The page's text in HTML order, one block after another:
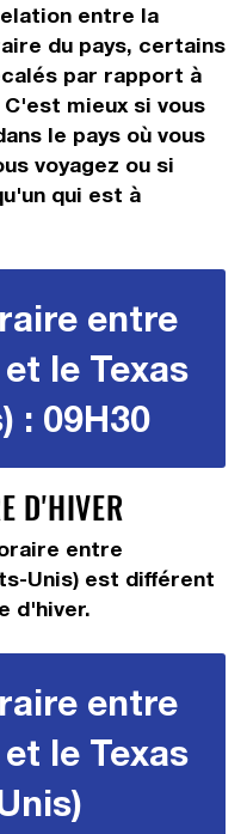
entre la
du pays, certains
par rapport à
mieux si vous
le pays où vous
voyagez ou si
qui est à
entre
le Texas
: 09H30
D'HIVER
entre
Unis) est différent
d'hiver.
entre
le Texas